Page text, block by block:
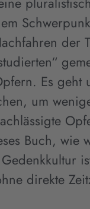
der
Es geht
um
Buch, wie
direkte